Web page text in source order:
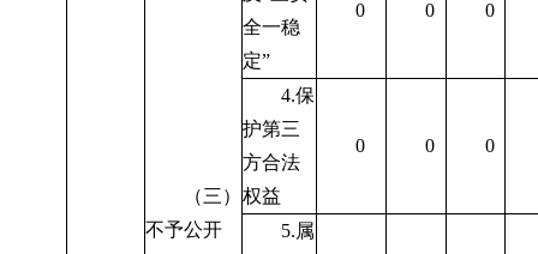
（三）
不予公开
全一稳
定”
0 0 0
4.保
护第三
方合法
权益
0 0 0
5.属